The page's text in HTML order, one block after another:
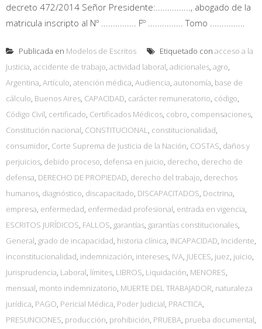
decreto 472/2014 Señor Presidente:..............., abogado de la
matricula inscripto al Nº ............... Fº ............... Tomo ...............
Publicada en Modelos de Escritos Etiquetado con acceso a la
Justicia, accidente de trabajo, actividad laboral, adicionales, agro,
Argentina, Artículo, atención médica, Audiencia, autonomía, base de
cálculo, Buenos Aires, CAPACIDAD, carácter remuneratorio, código,
Código Civil, certificado, Certificados Médicos, cobro, compensaciones,
Constitución nacional, CONSTITUCIONAL, constitucionalidad,
consumidor, Corte Suprema de Justicia de la Nación, COSTAS, daños y
perjuicios, debido proceso, defensa en juicio, derecho, derecho de
defensa, DERECHO DE PROPIEDAD, derecho del trabajo, derechos
humanos, diagnóstico, discapacitado, DISCAPACITADOS, Doctrina,
empresa, enfermedad, enfermedad profesional, entrada en vigencia,
ESCRITOS JURÍDICOS, FALLOS, garantías, garantías constitucionales,
General, grado de incapacidad, historia clínica, INCAPACIDAD, Incidente,
inconstitucionalidad, indemnización, intereses, IVA, JUECES, juez, juicio,
Jurisprudencia, Laboral, límites, LIBROS, Liquidación, MENORES,
mensual, monto indemnizatorio, MUERTE DEL TRABAJADOR, naturaleza
jurídica, PAGO, Pericial Médica, Poder Judicial, PRACTICA,
PRESUNCIONES, producción, prohibición, PRUEBA, prueba documental,